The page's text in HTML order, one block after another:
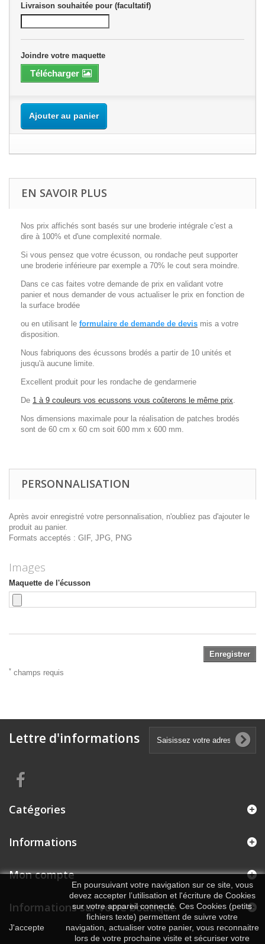
Livraison souhaitée pour (facultatif)
Joindre votre maquette
Télécharger
Ajouter au panier
EN SAVOIR PLUS
Nos prix affichés sont basés sur une broderie intégrale c'est a
dire à 100% et d'une complexité normale.
Si vous pensez que votre écusson, ou rondache peut supporter
une broderie inférieure par exemple a 70% le cout sera moindre.
Dans ce cas faites votre demande de prix en validant votre
panier et nous demander de vous actualiser le prix en fonction de
la surface brodée
ou en utilisant le formulaire de demande de devis mis a votre
disposition.
Nous fabriquons des écussons brodés a partir de 10 unités et
jusqu'à aucune limite.
Excellent produit pour les rondache de gendarmerie
De 1 à 9 couleurs vos ecussons vous coûterons le même prix.
Nos dimensions maximale pour la réalisation de patches brodés
sont de 60 cm x 60 cm soit 600 mm x 600 mm.
PERSONNALISATION
Après avoir enregistré votre personnalisation, n'oubliez pas d'ajouter le
produit au panier.
Formats acceptés : GIF, JPG, PNG
Images
Maquette de l'écusson
Enregistrer
* champs requis
Lettre d'informations
Catégories
Informations
Mon compte
Informations sur votre boutique
J'accepte
En poursuivant votre navigation sur ce site, vous
devez accepter l’utilisation et l'écriture de Cookies
sur votre appareil connecté. Ces Cookies (petits
fichiers texte) permettent de suivre votre
navigation, actualiser votre panier, vous reconnaitre
lors de votre prochaine visite et sécuriser votre